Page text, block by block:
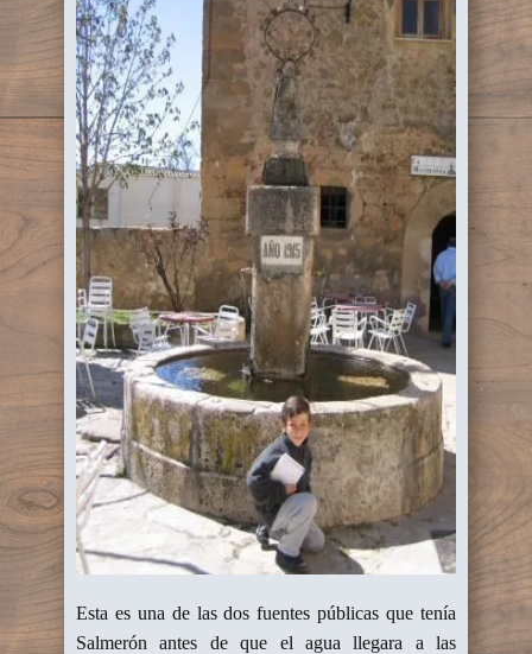
Esta es una de las dos fuentes públicas que tenía
Salmerón antes de que el agua llegara a las